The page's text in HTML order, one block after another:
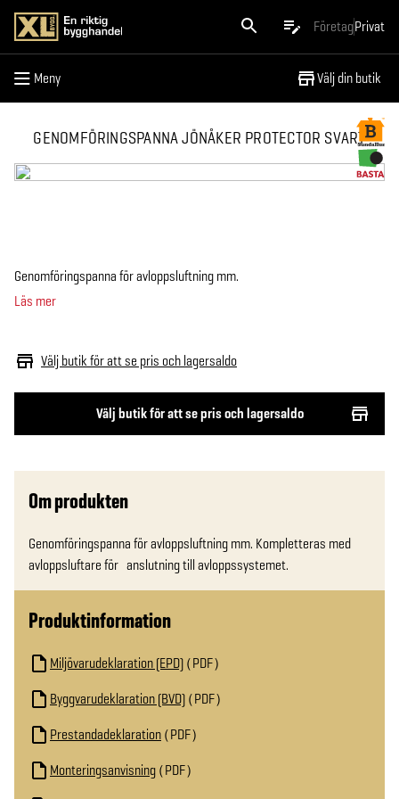
FöretagPrivat
Meny Välj din butik
Meny
GENOMFÖRINGSPANNA JÖNÅKER PROTECTOR SVART
Välj butik för att se pris och lagersaldo
Välj butik för att se pris och lagersaldo
Genomföringspanna för avloppsluftning mm.
Läs mer
Om produkten
Genomföringspanna för avloppsluftning mm. Kompletteras med
avloppsluftare för   anslutning till avloppssystemet.
Produktinformation
Miljövarudeklaration (EPD) PDF
Byggvarudeklaration (BVD) PDF
Prestandadeklaration PDF
Monteringsanvisning PDF